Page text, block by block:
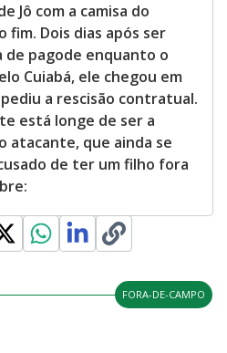
Jô com a camisa do
fim. Dois dias após ser
de pagode enquanto o
Cuiabá, ele chegou em
a rescisão contratual.
está longe de ser a
atacante, que ainda se
de ter um filho fora
FORA-DE-CAMPO